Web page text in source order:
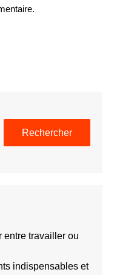
Rechercher
entre travailler ou
indispensables et